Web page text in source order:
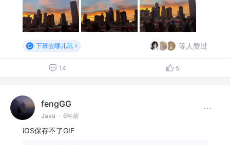
下班去哪儿玩 等人赞过
14 5
fengGG
Java · 6年前
iOS保存不了GIF